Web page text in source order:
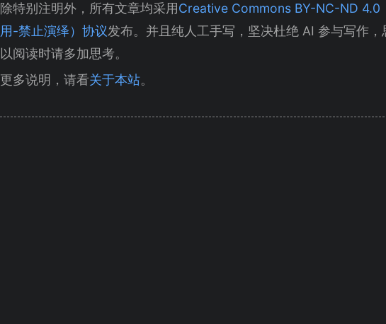
除特别注明外，所有文章均采用Creative Commons BY-NC-ND 4.0
用-禁止演绎）协议发布。并且纯人工手写，坚决杜绝 AI 参与写作
以阅读时请多加思考。
更多说明，请看关于本站。